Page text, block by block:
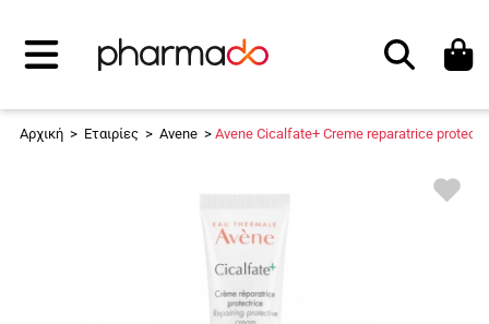
Αναζήτηση
Αρχική > Εταιρίες > Avene > Avene Cicalfate+ Creme reparatrice